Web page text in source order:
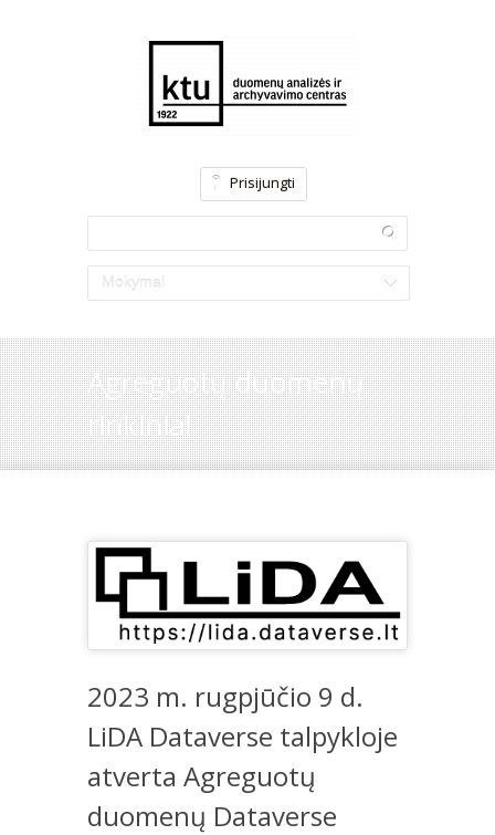
Prisijungti
Mokymai
Agreguotų duomenų
rinkiniai
2023 m. rugpjūčio 9 d.
LiDA Dataverse talpykloje
atverta Agreguotų
duomenų Dataverse